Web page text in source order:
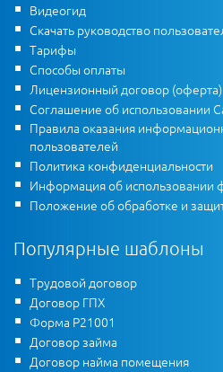
Видеогид
Скачать руководство
Тарифы
Способы оплаты
Лицензионный договор (оферта)
Соглашение об использовании
Правила оказания
пользователей
Политика конфиденциальности
Информация об использовании
Положение об обработке и
Популярные шаблоны
Трудовой договор
Договор ГПХ
Форма Р21001
Договор займа
Договор найма помещения